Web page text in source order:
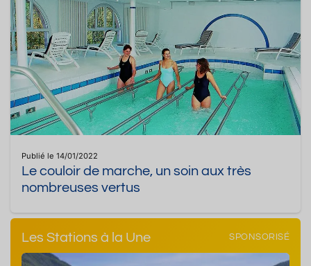
Publié le 14/01/2022
Le couloir de marche, un soin aux très
nombreuses vertus
Les Stations à la Une SPONSORISÉ